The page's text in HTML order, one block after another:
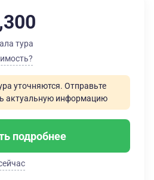
тура
уточняются. Отправьте
актуальную информацию
подробнее